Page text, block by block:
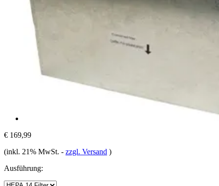
€ 169,99
(inkl. 21% MwSt. - zzgl. Versand )
Ausführung: